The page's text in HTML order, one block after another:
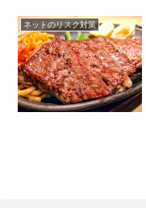
ネットのリスク対策